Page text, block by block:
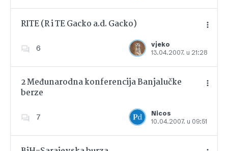
RITE (R i TE Gacko a.d. Gacko)
6
vjeko
13.04.2007. u 21:28
Dodajte u favorite
2 Međunarodna konferencija Banjalučke
berze
7
Nicos
10.04.2007. u 09:51
Dodajte u favorite